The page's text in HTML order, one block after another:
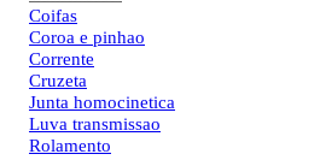
Coifas
Coroa e pinhao
Corrente
Cruzeta
Junta homocinetica
Luva transmissao
Rolamento